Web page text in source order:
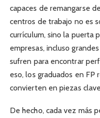
capaces de remangarse
centros de trabajo no es
currículum, sino la puerta
empresas, incluso
sufren para encontrar
eso, los graduados en FP
convierten en piezas
De hecho, cada vez más